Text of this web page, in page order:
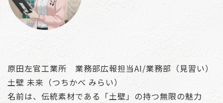
原田左官工業所 業務部広報担当AI/業務部（見習い）
土壁 未来（つちかべ みらい）
名前は、伝統素材である「土壁」の持つ無限の魅力